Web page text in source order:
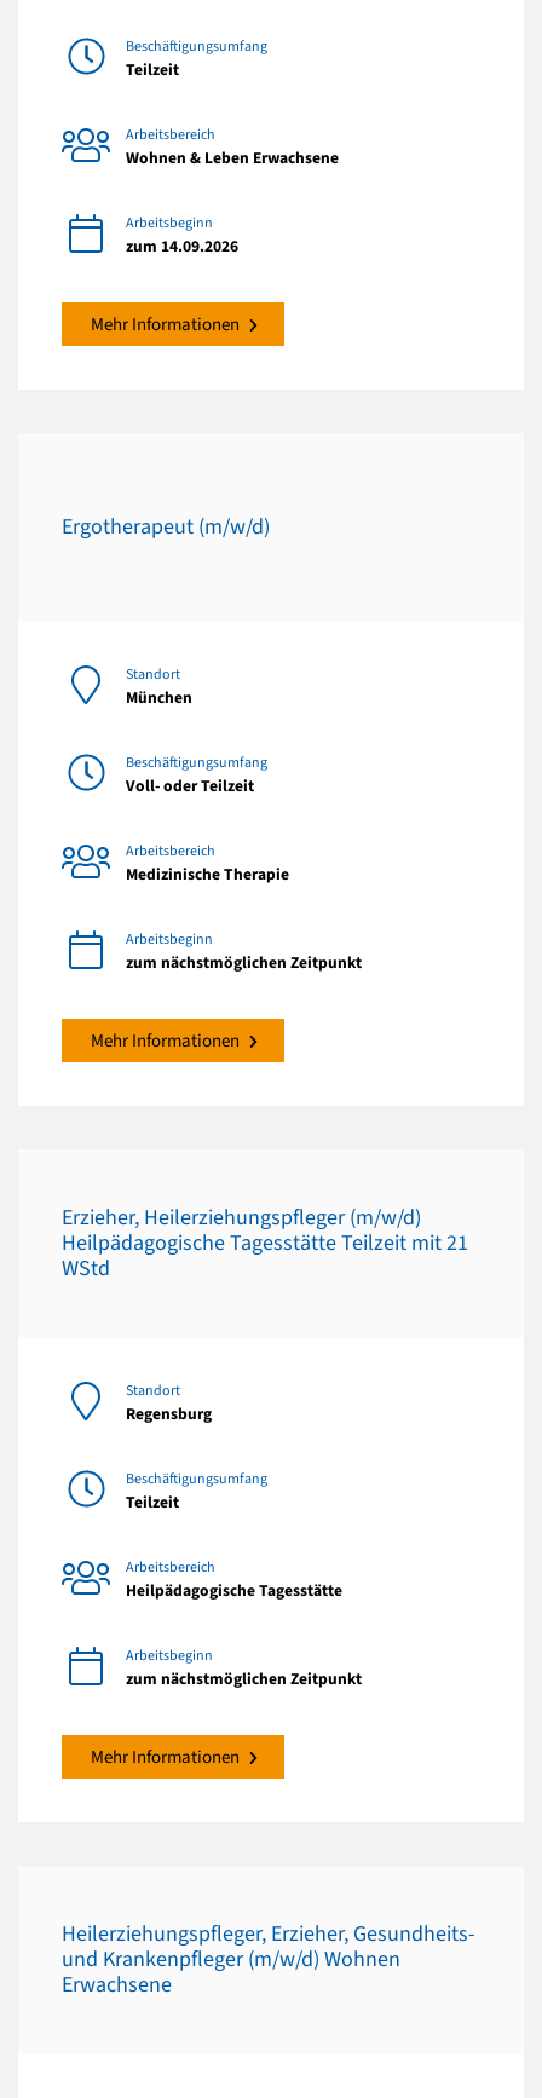
Beschäftigungsumfang
Teilzeit
Arbeitsbereich
Wohnen & Leben Erwachsene
Arbeitsbeginn
zum 14.09.2026
Mehr Informationen
Ergotherapeut (m/w/d)
Standort
München
Beschäftigungsumfang
Voll- oder Teilzeit
Arbeitsbereich
Medizinische Therapie
Arbeitsbeginn
zum nächstmöglichen Zeitpunkt
Mehr Informationen
Erzieher, Heilerziehungspfleger (m/w/d)
Heilpädagogische Tagesstätte Teilzeit mit 21
WStd
Standort
Regensburg
Beschäftigungsumfang
Teilzeit
Arbeitsbereich
Heilpädagogische Tagesstätte
Arbeitsbeginn
zum nächstmöglichen Zeitpunkt
Mehr Informationen
Heilerziehungspfleger, Erzieher, Gesundheits-
und Krankenpfleger (m/w/d) Wohnen
Erwachsene